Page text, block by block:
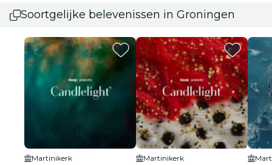
Soortgelijke belevenissen in Groningen
Martinikerk
Martinikerk